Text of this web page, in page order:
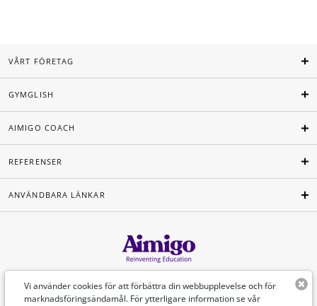
Vi använder cookies för att förbättra din webbupplevelse och för
marknadsföringsändamål. För ytterligare information se vår
VÅRT FÖRETAG
GYMGLISH
AIMIGO COACH
REFERENSER
ANVÄNDBARA LÄNKAR
Svenska